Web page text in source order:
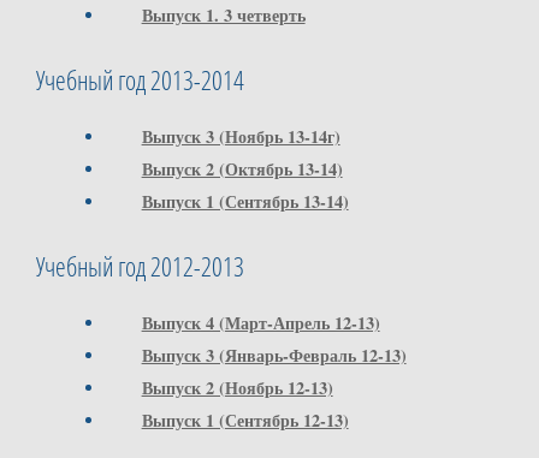
Выпуск 1. 3 четверть
Учебный год 2013-2014
Выпуск 3 (Ноябрь 13-14г)
Выпуск 2 (Октябрь 13-14)
Выпуск 1 (Сентябрь 13-14)
Учебный год 2012-2013
Выпуск 4 (Март-Апрель 12-13)
Выпуск 3 (Январь-Февраль 12-13)
Выпуск 2 (Ноябрь 12-13)
Выпуск 1 (Сентябрь 12-13)